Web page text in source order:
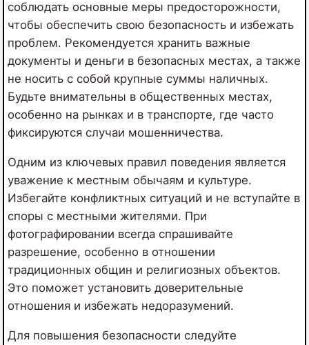
соблюдать основные меры предосторожности,
чтобы обеспечить свою безопасность и избежать
проблем. Рекомендуется хранить важные
документы и деньги в безопасных местах, а также
не носить с собой крупные суммы наличных.
Будьте внимательны в общественных местах,
особенно на рынках и в транспорте, где часто
фиксируются случаи мошенничества.
Одним из ключевых правил поведения является
уважение к местным обычаям и культуре.
Избегайте конфликтных ситуаций и не вступайте в
споры с местными жителями. При
фотографировании всегда спрашивайте
разрешение, особенно в отношении
традиционных общин и религиозных объектов.
Это поможет установить доверительные
отношения и избежать недоразумений.
Для повышения безопасности следуйте